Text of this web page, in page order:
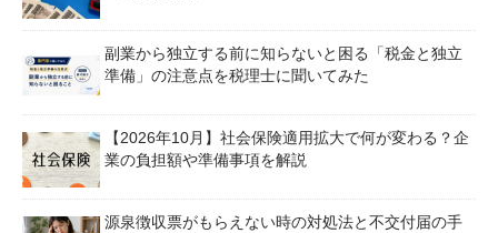
副業から独立する前に知らないと困る「税金と独立
準備」の注意点を税理士に聞いてみた
【2026年10月】社会保険適用拡大で何が変わる？企
業の負担額や準備事項を解説
源泉徴収票がもらえない時の対処法と不交付届の手